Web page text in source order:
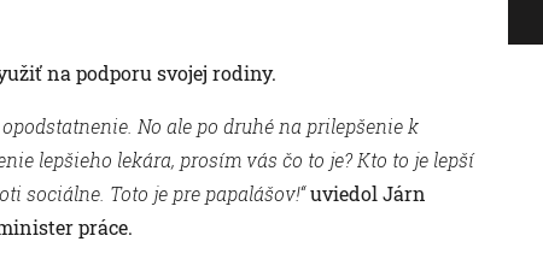
na podporu svojej rodiny.
No ale po druhé na prilepšenie k
lepšieho lekára, prosím vás čo to je? Kto to je lepší
sociálne. Toto je pre papalášov!“uviedol Járn
práce.